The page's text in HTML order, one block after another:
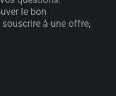
le bon
à une offre,